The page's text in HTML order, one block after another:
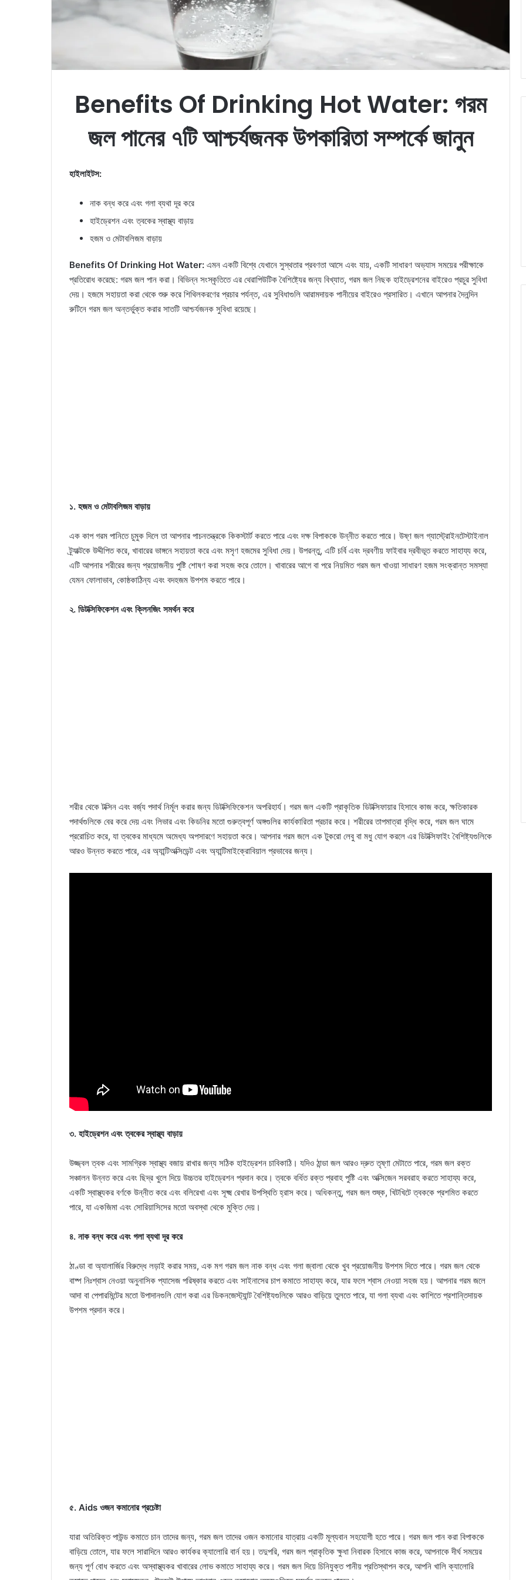
Benefits Of Drinking Hot Water: গরম
জল পানের ৭টি আশ্চর্যজনক উপকারিতা সম্পর্কে জানুন
হাইলাইটস:
নাক বন্ধ করে এবং গলা ব্যথা দূর করে
হাইড্রেশন এবং ত্বকের স্বাস্থ্য বাড়ায়
হজম ও মেটাবলিজম বাড়ায়
Benefits Of Drinking Hot Water: এমন একটি বিশ্বে যেখানে সুস্থতার প্রবণতা আসে এবং যায়, একটি সাধারণ অভ্যাস সময়ের পরীক্ষাকে
প্রতিরোধ করেছে: গরম জল পান করা। বিভিন্ন সংস্কৃতিতে এর থেরাপিউটিক বৈশিষ্ট্যের জন্য বিখ্যাত, গরম জল নিছক হাইড্রেশনের বাইরেও প্রচুর সুবিধা
দেয়। হজমে সহায়তা করা থেকে শুরু করে শিথিলকরণের প্রচার পর্যন্ত, এর সুবিধাগুলি আরামদায়ক পানীয়ের বাইরেও প্রসারিত। এখানে আপনার দৈনন্দিন
রুটিনে গরম জল অন্তর্ভুক্ত করার সাতটি আশ্চর্যজনক সুবিধা রয়েছে।
১. হজম ও মেটাবলিজম বাড়ায়
এক কাপ গরম পানিতে চুমুক দিলে তা আপনার পাচনতন্ত্রকে কিকস্টার্ট করতে পারে এবং দক্ষ বিপাককে উন্নীত করতে পারে। উষ্ণ জল গ্যাস্ট্রোইনটেস্টাইনাল
ট্র্যাক্টকে উদ্দীপিত করে, খাবারের ভাঙ্গনে সহায়তা করে এবং মসৃণ হজমের সুবিধা দেয়। উপরন্তু, এটি চর্বি এবং দ্রবণীয় ফাইবার দ্রবীভূত করতে সাহায্য করে,
এটি আপনার শরীরের জন্য প্রয়োজনীয় পুষ্টি শোষণ করা সহজ করে তোলে। খাবারের আগে বা পরে নিয়মিত গরম জল খাওয়া সাধারণ হজম সংক্রান্ত সমস্যা
যেমন ফোলাভাব, কোষ্ঠকাঠিন্য এবং বদহজম উপশম করতে পারে।
২. ডিটক্সিফিকেশন এবং ক্লিনজিং সমর্থন করে
শরীর থেকে টক্সিন এবং বর্জ্য পদার্থ নির্মূল করার জন্য ডিটক্সিফিকেশন অপরিহার্য। গরম জল একটি প্রাকৃতিক ডিটক্সিফায়ার হিসাবে কাজ করে, ক্ষতিকারক
পদার্থগুলিকে বের করে দেয় এবং লিভার এবং কিডনির মতো গুরুত্বপূর্ণ অঙ্গগুলির কার্যকারিতা প্রচার করে। শরীরের তাপমাত্রা বৃদ্ধি করে, গরম জল ঘামে
প্ররোচিত করে, যা ত্বকের মাধ্যমে অমেধ্য অপসারণে সহায়তা করে। আপনার গরম জলে এক টুকরো লেবু বা মধু যোগ করলে এর ডিটক্সিফাইং বৈশিষ্ট্যগুলিকে
আরও উন্নত করতে পারে, এর অ্যান্টিঅক্সিডেন্ট এবং অ্যান্টিমাইক্রোবিয়াল প্রভাবের জন্য।
৩. হাইড্রেশন এবং ত্বকের স্বাস্থ্য বাড়ায়
উজ্জ্বল ত্বক এবং সামগ্রিক স্বাস্থ্য বজায় রাখার জন্য সঠিক হাইড্রেশন চাবিকাঠি। যদিও ঠান্ডা জল আরও দ্রুত তৃষ্ণা মেটাতে পারে, গরম জল রক্ত ​​
সঞ্চালন উন্নত করে এবং ছিদ্র খুলে দিয়ে উচ্চতর হাইড্রেশন প্রদান করে। ত্বকে বর্ধিত রক্ত ​​​​প্রবাহ পুষ্টি এবং অক্সিজেন সরবরাহ করতে সাহায্য করে,
একটি স্বাস্থ্যকর বর্ণকে উন্নীত করে এবং বলিরেখা এবং সূক্ষ্ম রেখার উপস্থিতি হ্রাস করে। অধিকন্তু, গরম জল শুষ্ক, খিটখিটে ত্বককে প্রশমিত করতে
পারে, যা একজিমা এবং সোরিয়াসিসের মতো অবস্থা থেকে মুক্তি দেয়।
৪. নাক বন্ধ করে এবং গলা ব্যথা দূর করে
ঠাণ্ডা বা অ্যালার্জির বিরুদ্ধে লড়াই করার সময়, এক মগ গরম জল নাক বন্ধ এবং গলা জ্বালা থেকে খুব প্রয়োজনীয় উপশম দিতে পারে। গরম জল থেকে
বাষ্প নিঃশ্বাস নেওয়া অনুনাসিক প্যাসেজ পরিষ্কার করতে এবং সাইনাসের চাপ কমাতে সাহায্য করে, যার ফলে শ্বাস নেওয়া সহজ হয়। আপনার গরম জলে
আদা বা পেপারমিন্টের মতো উপাদানগুলি যোগ করা এর ডিকনজেস্ট্যান্ট বৈশিষ্ট্যগুলিকে আরও বাড়িয়ে তুলতে পারে, যা গলা ব্যথা এবং কাশিতে প্রশান্তিদায়ক
উপশম প্রদান করে।
৫. Aids ওজন কমানোর প্রচেষ্টা
যারা অতিরিক্ত পাউন্ড কমাতে চান তাদের জন্য, গরম জল তাদের ওজন কমানোর যাত্রায় একটি মূল্যবান সহযোগী হতে পারে। গরম জল পান করা বিপাককে
বাড়িয়ে তোলে, যার ফলে সারাদিনে আরও কার্যকর ক্যালোরি বার্ন হয়। তদুপরি, গরম জল প্রাকৃতিক ক্ষুধা নিবারক হিসাবে কাজ করে, আপনাকে দীর্ঘ সময়ের
জন্য পূর্ণ বোধ করতে এবং অস্বাস্থ্যকর খাবারের লোভ কমাতে সাহায্য করে। গরম জল দিয়ে চিনিযুক্ত পানীয় প্রতিস্থাপন করে, আপনি খালি ক্যালোরি